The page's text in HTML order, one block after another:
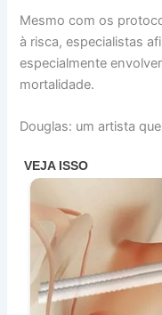
Mesmo com os
à risca, especialistas
especialmente
mortalidade.
Douglas: um artista